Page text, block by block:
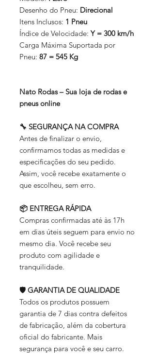
Desenho do Pneu: Direcional
Itens Inclusos: 1 Pneu
Índice de Velocidade: Y = 300 km/h
Carga Máxima Suportada por
Pneu: 87 = 545 Kg
Nato Rodas – Sua loja de rodas e
pneus online
🔧 SEGURANÇA NA COMPRA
Antes de finalizar o envio,
confirmamos todas as medidas e
especificações do seu pedido.
Assim, você recebe exatamente o
que escolheu, sem erro.
📦 ENTREGA RÁPIDA
Compras confirmadas até às 17h
em dias úteis seguem para envio no
mesmo dia. Você recebe seu
produto com agilidade e
tranquilidade.
🛡️ GARANTIA DE QUALIDADE
Todos os produtos possuem
garantia de 7 dias contra defeitos
de fabricação, além da cobertura
oficial do fabricante. Mais
segurança para você e seu carro.